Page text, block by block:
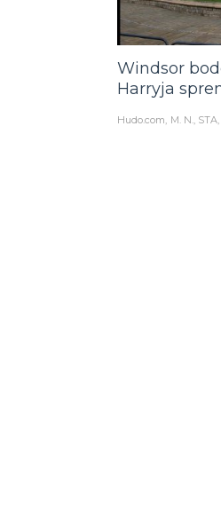
Windsor
Harryja
Hudo.com M. N., STA